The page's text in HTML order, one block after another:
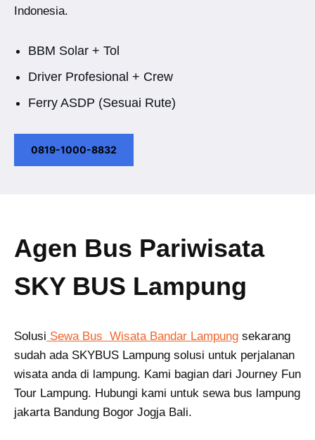
Indonesia.
BBM Solar + Tol
Driver Profesional + Crew
Ferry ASDP (Sesuai Rute)
0819-1000-8832
Agen Bus Pariwisata
SKY BUS Lampung
Solusi Sewa Bus Wisata Bandar Lampung sekarang
sudah ada SKYBUS Lampung solusi untuk perjalanan
wisata anda di lampung. Kami bagian dari Journey Fun
Tour Lampung. Hubungi kami untuk sewa bus lampung
jakarta Bandung Bogor Jogja Bali.